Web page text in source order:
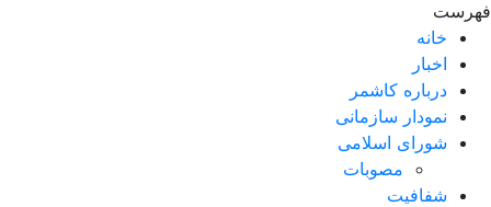
فهرست
خانه
اخبار
درباره کاشمر
نمودار سازمانی
شورای اسلامی
مصوبات
شفافیت